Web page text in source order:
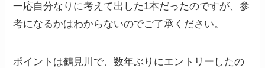
一応自分なりに考えて出した1本だったのですが、参
考になるかはわからないのでご了承ください。
ポイントは鶴見川で、数年ぶりにエントリーしたの